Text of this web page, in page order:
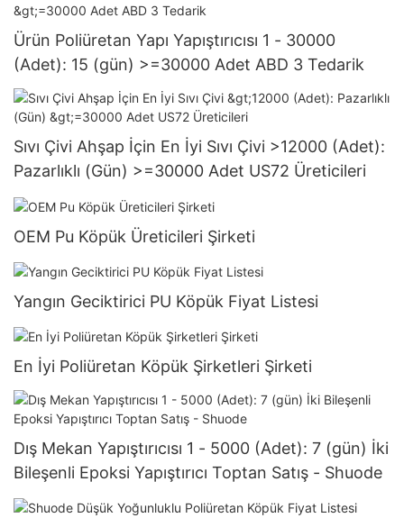
Ürün Poliüretan Yapı Yapıştırıcısı 1 - 30000
(Adet): 15 (gün) >=30000 Adet ABD 3 Tedarik
Sıvı Çivi Ahşap İçin En İyi Sıvı Çivi >12000 (Adet):
Pazarlıklı (Gün) >=30000 Adet US72 Üreticileri
OEM Pu Köpük Üreticileri Şirketi
Yangın Geciktirici PU Köpük Fiyat Listesi
En İyi Poliüretan Köpük Şirketleri Şirketi
Dış Mekan Yapıştırıcısı 1 - 5000 (Adet): 7 (gün) İki
Bileşenli Epoksi Yapıştırıcı Toptan Satış - Shuode